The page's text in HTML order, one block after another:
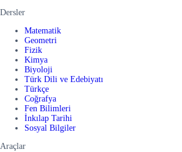
Dersler
Matematik
Geometri
Fizik
Kimya
Biyoloji
Türk Dili ve Edebiyatı
Türkçe
Coğrafya
Fen Bilimleri
İnkılap Tarihi
Sosyal Bilgiler
Araçlar